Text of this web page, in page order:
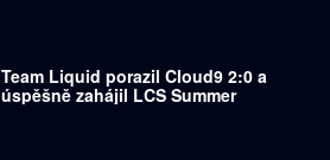
Team Liquid porazil Cloud9 2:0 a
úspěšně zahájil LCS Summer